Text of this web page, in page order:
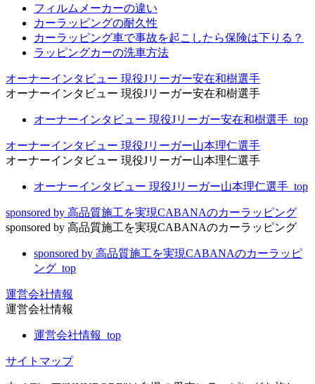
フィルムメーカーの違い
カーラッピングの耐久性
カーラッピング車で事故を起こしたら保険は下りる？
ラッピングカーの洗車方法
オーナーインタビュー 現役Jリーガー安在和樹選手
オーナーインタビュー 現役Jリーガー安在和樹選手
オーナーインタビュー 現役Jリーガー安在和樹選手_top
オーナーインタビュー 現役Jリーガー山本理仁選手
オーナーインタビュー 現役Jリーガー山本理仁選手
オーナーインタビュー 現役Jリーガー山本理仁選手_top
sponsored by 高品質施工を実現CABANAのカーラッピング
sponsored by 高品質施工を実現CABANAのカーラッピング
sponsored by 高品質施工を実現CABANAのカーラッピ
ング_top
運営会社情報
運営会社情報
運営会社情報_top
サイトマップ